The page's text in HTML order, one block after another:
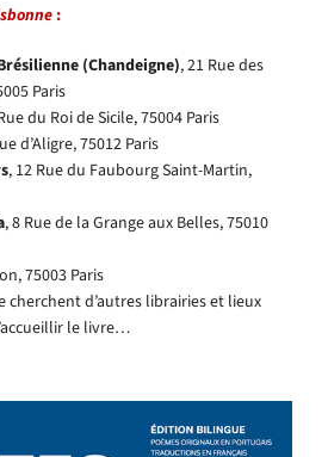
:
(Chandeigne), 21 Rue des
Paris
du Roi de Sicile, 75004 Paris
d’Aligre, 75012 Paris
, 12 Rue du Faubourg Saint-Martin,
, 8 Rue de la Grange aux Belles, 75010
75003 Paris
cherchent d’autres librairies et lieux
le livre…